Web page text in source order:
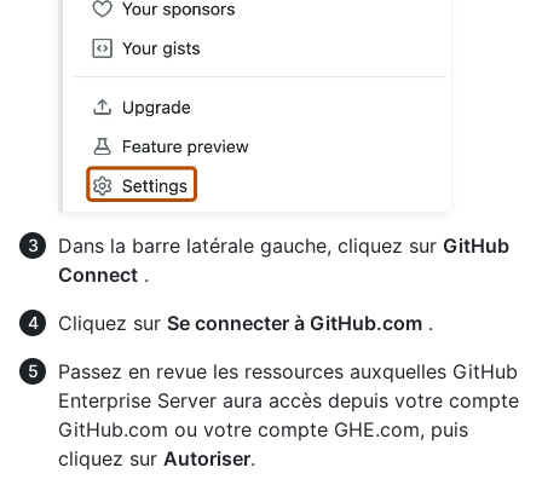
Dans la barre latérale gauche, cliquez sur GitHub
Connect .
Cliquez sur Se connecter à GitHub.com .
Passez en revue les ressources auxquelles GitHub
Enterprise Server aura accès depuis votre compte
GitHub.com ou votre compte GHE.com, puis
cliquez sur Autoriser.